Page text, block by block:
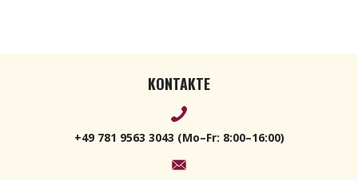
KONTAKTE
+49 781 9563 3043 (Mo–Fr: 8:00–16:00)